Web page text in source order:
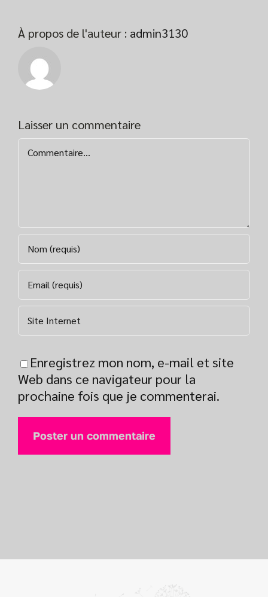
À propos de l'auteur : admin3130
Laisser un commentaire
Commentaire
Enregistrez mon nom, e-mail et site
Web dans ce navigateur pour la
prochaine fois que je commenterai.